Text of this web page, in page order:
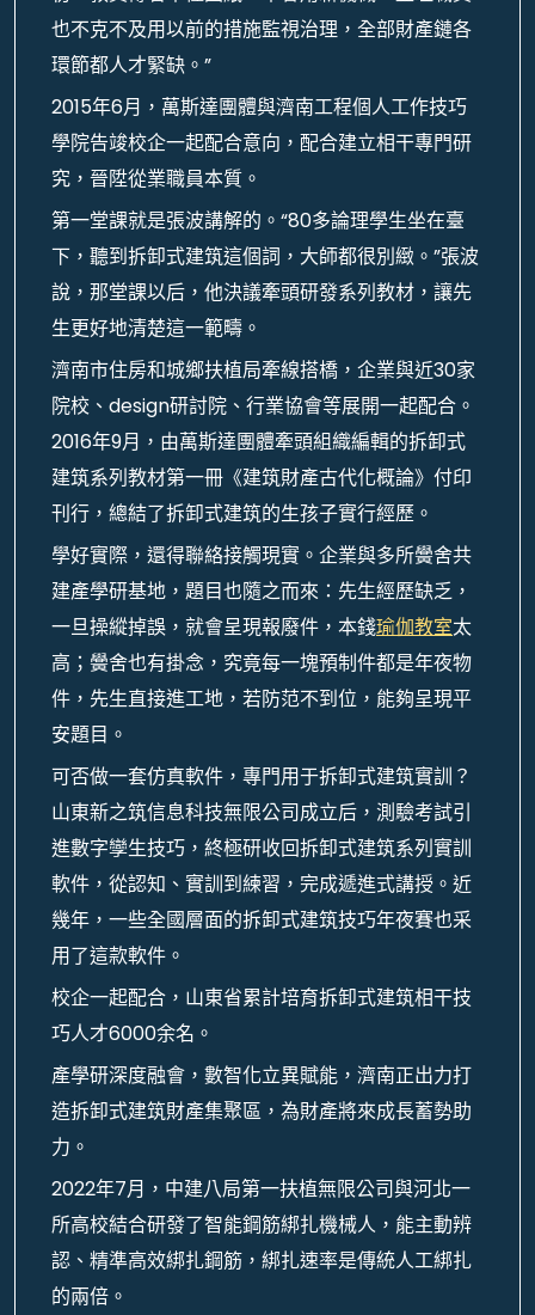
也不克不及用以前的措施監視治理，全部財產鏈各
環節都人才緊缺。”
2015年6月，萬斯達團體與濟南工程個人工作技巧
學院告竣校企一起配合意向，配合建立相干專門研
究，晉陞從業職員本質。
第一堂課就是張波講解的。“80多論理學生坐在臺
下，聽到拆卸式建筑這個詞，大師都很別緻。”張波
說，那堂課以后，他決議牽頭研發系列教材，讓先
生更好地清楚這一範疇。
濟南市住房和城鄉扶植局牽線搭橋，企業與近30家
院校、design研討院、行業協會等展開一起配合。
2016年9月，由萬斯達團體牽頭組織編輯的拆卸式
建筑系列教材第一冊《建筑財產古代化概論》付印
刊行，總結了拆卸式建筑的生孩子實行經歷。
學好實際，還得聯絡接觸現實。企業與多所黌舍共
建產學研基地，題目也隨之而來：先生經歷缺乏，
一旦操縱掉誤，就會呈現報廢件，本錢瑜伽教室太
高；黌舍也有掛念，究竟每一塊預制件都是年夜物
件，先生直接進工地，若防范不到位，能夠呈現平
安題目。
可否做一套仿真軟件，專門用于拆卸式建筑實訓？
山東新之筑信息科技無限公司成立后，測驗考試引
進數字孿生技巧，終極研收回拆卸式建筑系列實訓
軟件，從認知、實訓到練習，完成遞進式講授。近
幾年，一些全國層面的拆卸式建筑技巧年夜賽也采
用了這款軟件。
校企一起配合，山東省累計培育拆卸式建筑相干技
巧人才6000余名。
產學研深度融會，數智化立異賦能，濟南正出力打
造拆卸式建筑財產集聚區，為財產將來成長蓄勢助
力。
2022年7月，中建八局第一扶植無限公司與河北一
所高校結合研發了智能鋼筋綁扎機械人，能主動辨
認、精準高效綁扎鋼筋，綁扎速率是傳統人工綁扎
的兩倍。